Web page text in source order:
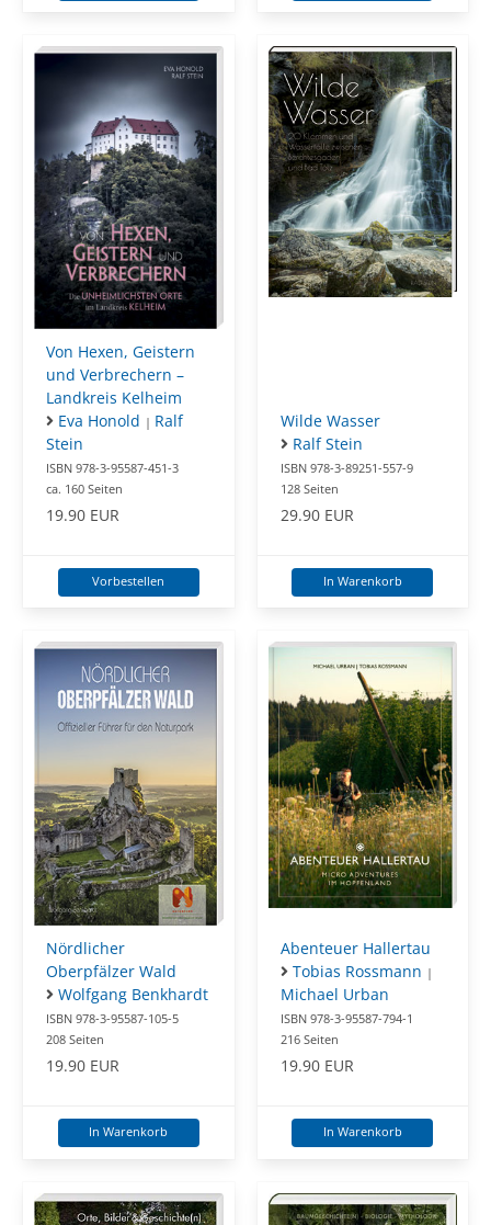
Von Hexen, Geistern
und Verbrechern –
Landkreis Kelheim
Eva Honold | Ralf
Stein
ISBN 978-3-95587-451-3
ca. 160 Seiten
19.90 EUR
Vorbestellen
Wilde Wasser
Ralf Stein
ISBN 978-3-89251-557-9
128 Seiten
29.90 EUR
In Warenkorb
Nördlicher
Oberpfälzer Wald
Wolfgang Benkhardt
ISBN 978-3-95587-105-5
208 Seiten
19.90 EUR
In Warenkorb
Abenteuer Hallertau
Tobias Rossmann |
Michael Urban
ISBN 978-3-95587-794-1
216 Seiten
19.90 EUR
In Warenkorb